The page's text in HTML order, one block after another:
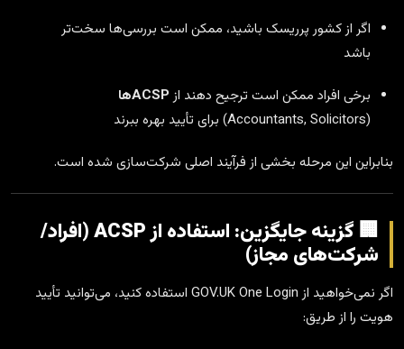
اگر از کشور پرریسک باشید، ممکن است بررسی‌ها سخت‌تر
باشد
برخی افراد ممکن است ترجیح دهند ازACSPها
(Accountants, Solicitors) برای تأیید بهره ببرند
بنابراین این مرحله بخشی از فرآیند اصلی شرکت‌سازی شده است.
🏢 گزینه جایگزین: استفاده از ACSP (افراد/
شرکت‌های مجاز)
اگر نمی‌خواهید از GOV.UK One Login استفاده کنید، می‌توانید تأیید
هویت را از طریق: